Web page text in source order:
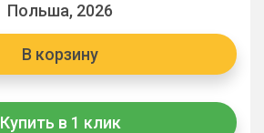
Польша, 2026
В корзину
Купить в 1 клик